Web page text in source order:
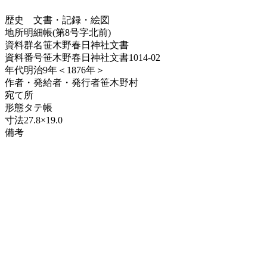
歴史
文書・記録・絵図
地所明細帳(第8号字北前)
資料群名笹木野春日神社文書
資料番号笹木野春日神社文書1014-02
年代明治9年＜1876年＞
作者・発給者・発行者笹木野村
宛て所
形態タテ帳
寸法27.8×19.0
備考